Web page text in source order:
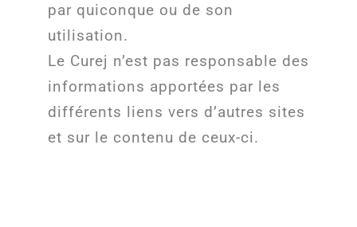
par quiconque ou de son
utilisation.
Le Curej n’est pas responsable des
informations apportées par les
différents liens vers d’autres sites
et sur le contenu de ceux-ci.